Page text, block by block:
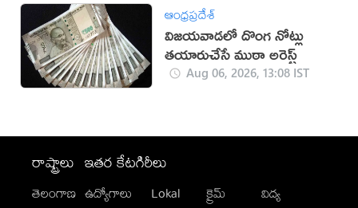
ఆంధ్రప్రదేశ్
విజయవాడలో దొంగ నోట్లు
తయారుచేసే ముఠా అరెస్ట్
Aug 06, 2026, 13:08 IST
రాష్ట్రాలు
తెలంగాణ
ఇతర కేటగిరీలు
ఉద్యోగాలు
Lokal
క్రైమ్
విద్య